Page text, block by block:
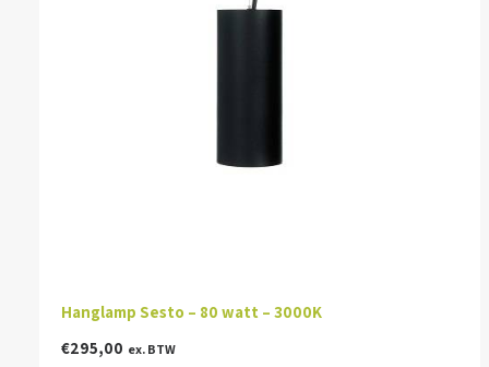
Hanglamp Sesto – 80 watt – 3000K
€295,00 ex. BTW